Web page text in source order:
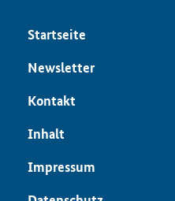
Start­sei­te
News­let­ter
Kon­takt
In­halt
Im­pres­sum